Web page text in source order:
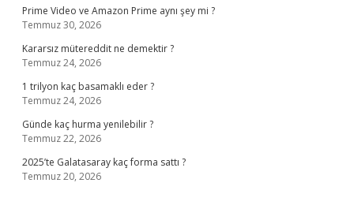
Prime Video ve Amazon Prime aynı şey mi ?
Temmuz 30, 2026
Kararsız mütereddit ne demektir ?
Temmuz 24, 2026
1 trilyon kaç basamaklı eder ?
Temmuz 24, 2026
Günde kaç hurma yenilebilir ?
Temmuz 22, 2026
2025’te Galatasaray kaç forma sattı ?
Temmuz 20, 2026